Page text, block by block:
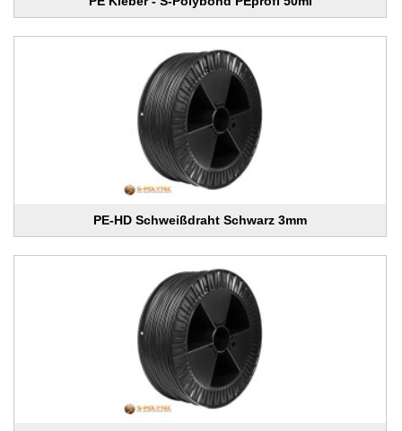
PE-HD Schweißdraht Schwarz 3mm